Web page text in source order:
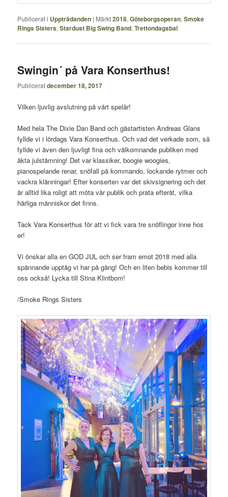
Publicerat i Uppträdanden | Märkt2018,Göteborgsoperan,Smoke
Rings Sisters,Stardust Big Swing Band,Trettondagsbal
Swingin´ på Vara Konserthus!
Publiceratdecember 18, 2017
Vilken ljuvlig avslutning på vårt spelår!
Med hela The Dixie Dan Band och gästartisten Andreas Glans
fyllde vi i lördags Vara Konserthus. Och vad det verkade som, så
fyllde vi även den ljuvligt fina och välkomnande publiken med
äkta julstämning! Det var klassiker, boogie woogies,
pianospelande renar, snöfall på kommando, lockande rytmer och
vackra klänningar! Efter konserten var det skivsignering och det
är alltid lika roligt att möta vår publik och prata efteråt, vilka
härliga människor det finns.
Tack Vara Konserthus för att vi fick vara tre snöflingor inne hos
er!
Vi önskar alla en GOD JUL och ser fram emot 2018 med alla
spännande upptåg vi har på gång! Och en liten bebis kommer till
oss också! Lycka till Stina Klintbom!
/Smoke Rings Sisters